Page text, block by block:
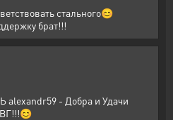
стального😊
брат!!!
alexandr59 - Добра и Удачи